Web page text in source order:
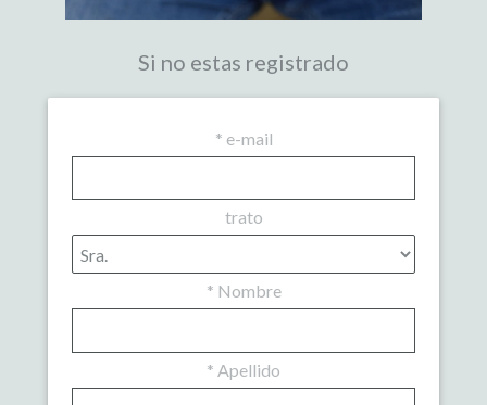
Si no estas registrado
* e-mail
trato
* Nombre
* Apellido